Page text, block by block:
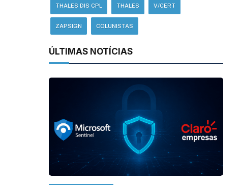
THALES DIS CPL THALES V/CERT
ZAPSIGN COLUNISTAS
ÚLTIMAS NOTÍCIAS